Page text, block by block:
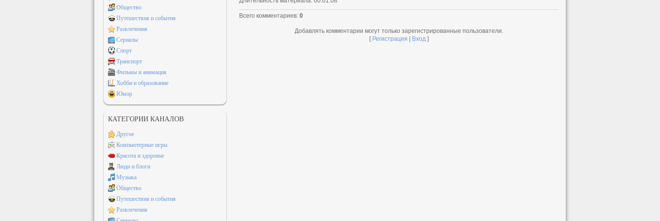
Всего комментариев: 0
Добавлять комментарии могут только зарегистрированные пользователи.
[ Регистрация Вход]
Общество
Путешествия и события
Развлечения
Сериалы
Спорт
Транспорт
Фильмы и анимация
Хобби и образование
Юмор
КАТЕГОРИИ КАНАЛОВ
Другое
Компьютерные игры
Красота и здоровье
Люди и блоги
Музыка
Общество
Путешествия и события
Развлечения